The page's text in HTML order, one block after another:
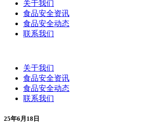
关于我们
食品安全资讯
食品安全动态
联系我们
关于我们
食品安全资讯
食品安全动态
联系我们
25年6月18日